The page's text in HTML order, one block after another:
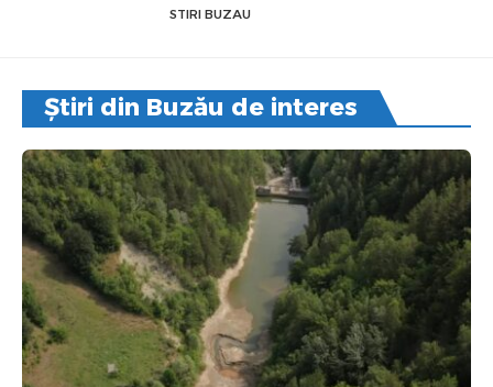
STIRI BUZAU
Știri din Buzău de interes